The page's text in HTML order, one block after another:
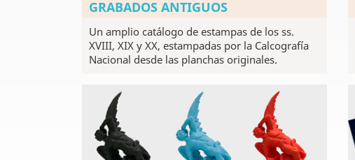
GRABADOS ANTIGUOS
Un amplio catálogo de estampas de los ss.
XVIII, XIX y XX, estampadas por la Calcografía
Nacional desde las planchas originales.